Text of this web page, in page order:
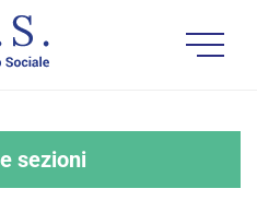
sezioni